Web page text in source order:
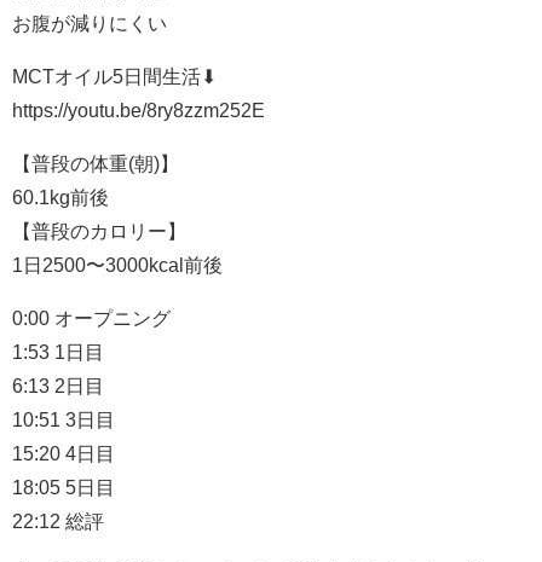
お腹が減りにくい
MCTオイル5日間生活⬇︎
https://youtu.be/8ry8zzm252E
【普段の体重(朝)】
60.1kg前後
【普段のカロリー】
1日2500〜3000kcal前後
0:00 オープニング
1:53 1日目
6:13 2日目
10:51 3日目
15:20 4日目
18:05 5日目
22:12 総評